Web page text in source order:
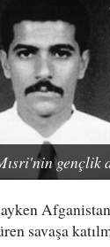
gençlik
savaşa